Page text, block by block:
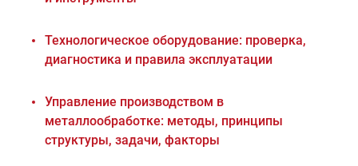
Технологическое оборудование: проверка,
диагностика и правила эксплуатации
Управление производством в
металлообработке: методы, принципы
структуры, задачи, факторы